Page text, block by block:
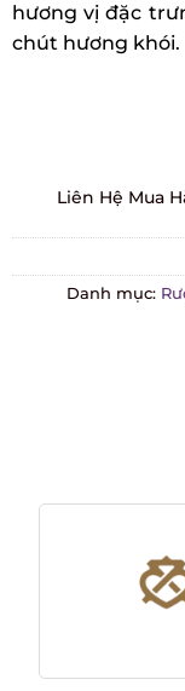
mang hương vị
hòa lẫn chút
Liên Hệ Mua
Danh mục: